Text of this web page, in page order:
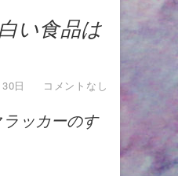
い食品は
日 コメントなし
ッカーのす